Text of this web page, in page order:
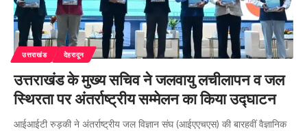
उत्तराखंड देहरादून
उत्तराखंड के मुख्य सचिव ने जलवायु लचीलापन व जल
स्थिरता पर अंतर्राष्ट्रीय सम्मेलन का किया उद्घाटन
आईआईटी रुड़की ने अंतर्राष्ट्रीय जल विज्ञान संघ (आईएएचएस) की बारहवीं वैज्ञानिक